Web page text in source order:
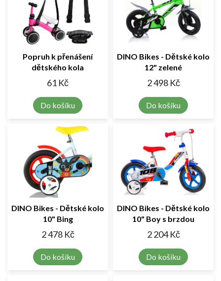
Popruh k přenášení
dětského kola
61 Kč
Do košíku
DINO Bikes - Dětské kolo
12" zelené
2 498 Kč
Do košíku
DINO Bikes - Dětské kolo
10" Bing
2 478 Kč
Do košíku
DINO Bikes - Dětské kolo
10" Boy s brzdou
2 204 Kč
Do košíku